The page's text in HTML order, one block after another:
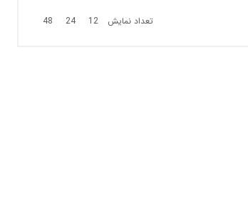
تعداد نمایش 12
24
48